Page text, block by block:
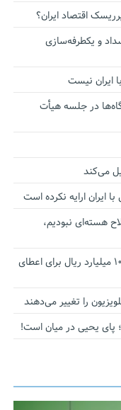
اقتصاد ایران؟
و یکطرفه‌سازی
ایران نیست
در جلسه هیأت
می‌کند
ایران ارایه نکرده است
هسته‌ای نبودیم،
آستانه الزام به دریافت صورت های مالی به ۱۰۰ میلیارد ریال برای اعطای
را تغییر می‌دهند
پای یحیی در میان است!